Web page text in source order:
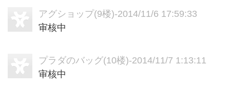
アグショップ(9楼)-2014/11/6 17:59:33
审核中
プラダのバッグ(10楼)-2014/11/7 1:13:11
审核中